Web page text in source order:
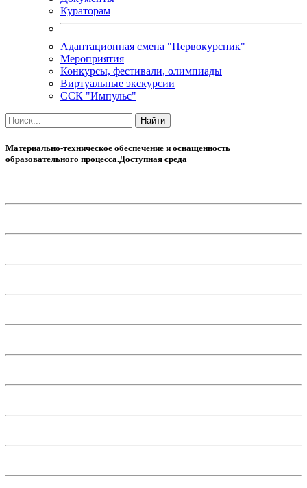
Кураторам
Адаптационная смена "Первокурсник"
Мероприятия
Конкурсы, фестивали, олимпиады
Виртуальные экскурсии
ССК "Импульс"
Материально-техническое обеспечение и оснащенность
образовательного процесса.Доступная среда